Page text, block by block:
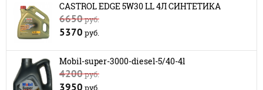
CASTROL EDGE 5W30 LL 4Л СИНТЕТИКА
6650руб.
5370 руб.
Mobil-super-3000-diesel-5/40-4l
4200руб.
3950 руб.